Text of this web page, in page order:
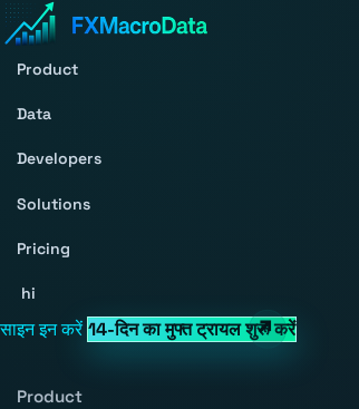
Product
Data
Developers
Solutions
Pricing
hi
साइन इन करें 14-दिन का मुफ्त ट्रायल शुरू करें
Product